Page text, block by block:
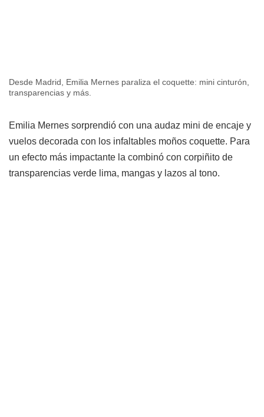
Desde Madrid, Emilia Mernes paraliza el coquette: mini cinturón,
transparencias y más.
Emilia Mernes sorprendió con una audaz mini de encaje y
vuelos decorada con los infaltables moños coquette. Para
un efecto más impactante la combinó con corpiñito de
transparencias verde lima, mangas y lazos al tono.